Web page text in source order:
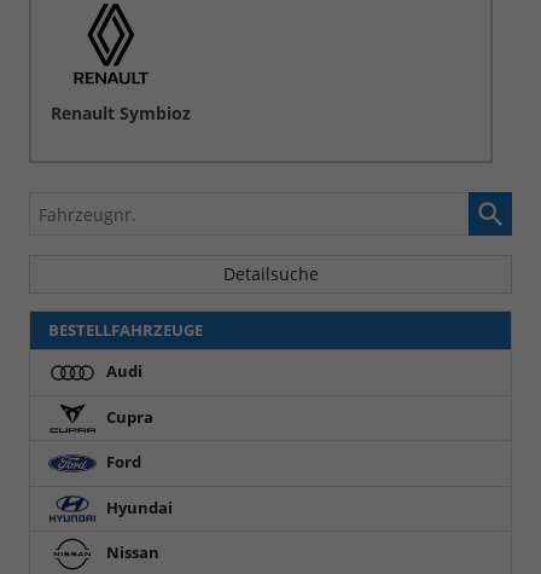
Renault Symbioz
Fahrzeugnr.
Detailsuche
BESTELLFAHRZEUGE
Audi
Cupra
Ford
Hyundai
Nissan